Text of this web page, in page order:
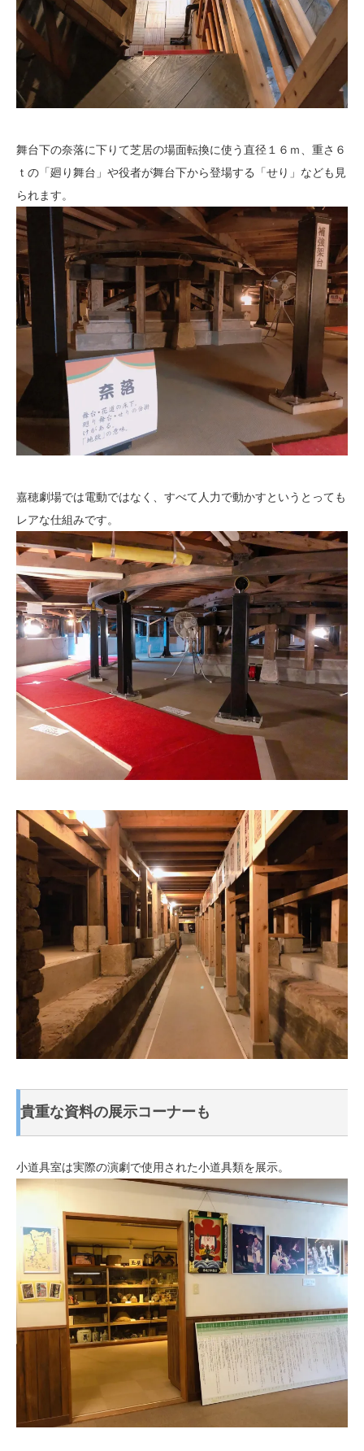
舞台下の奈落に下りて芝居の場面転換に使う直径１６ｍ、重さ６
ｔの「廻り舞台」や役者が舞台下から登場する「せり」なども見
られます。
嘉穂劇場では電動ではなく、すべて人力で動かすというとっても
レアな仕組みです。
貴重な資料の展示コーナーも
小道具室は実際の演劇で使用された小道具類を展示。